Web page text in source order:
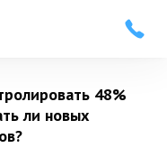
48%
ли новых